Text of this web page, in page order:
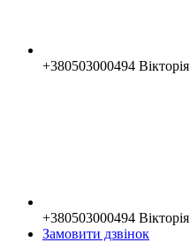
+380503000494 Вікторія
+380503000494 Вікторія
Замовити дзвінок